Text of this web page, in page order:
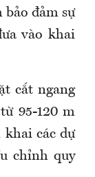
bảo đảm sự
vào khai
cắt ngang
95-120 m
khai các dự
chỉnh quy